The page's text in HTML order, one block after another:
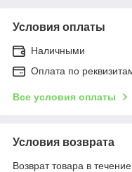
Условия оплаты
Наличными
Оплата по
Все условия оплаты
Условия возврата
Возврат товара в